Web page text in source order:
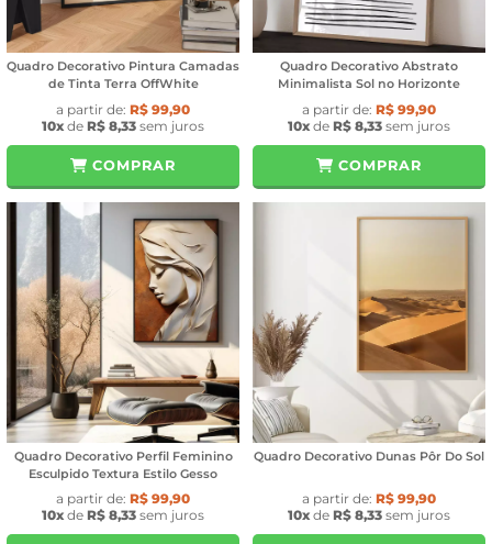
Quadro Decorativo Pintura Camadas
de Tinta Terra OffWhite
a partir de: R$ 99,90
10x de R$ 8,33 sem juros
COMPRAR
Quadro Decorativo Abstrato
Minimalista Sol no Horizonte
a partir de: R$ 99,90
10x de R$ 8,33 sem juros
COMPRAR
Quadro Decorativo Perfil Feminino
Esculpido Textura Estilo Gesso
a partir de: R$ 99,90
10x de R$ 8,33 sem juros
Quadro Decorativo Dunas Pôr Do Sol
a partir de: R$ 99,90
10x de R$ 8,33 sem juros